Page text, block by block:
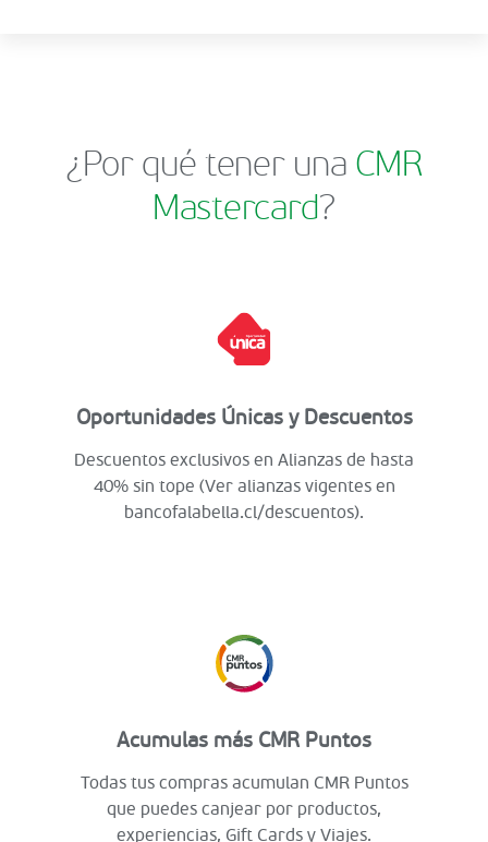
¿Por qué tener una CMR
Mastercard?
Oportunidades Únicas y Descuentos
Descuentos exclusivos en Alianzas de hasta
40% sin tope (Ver alianzas vigentes en
bancofalabella.cl/descuentos).
Acumulas más CMR Puntos
Todas tus compras acumulan CMR Puntos
que puedes canjear por productos,
experiencias, Gift Cards y Viajes.